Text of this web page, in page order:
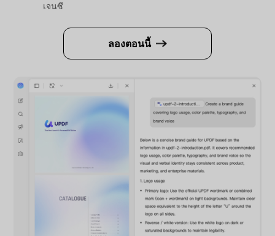
เจนซี
ลองตอนนี้